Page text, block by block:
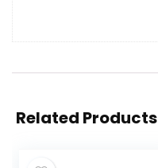
Related Products